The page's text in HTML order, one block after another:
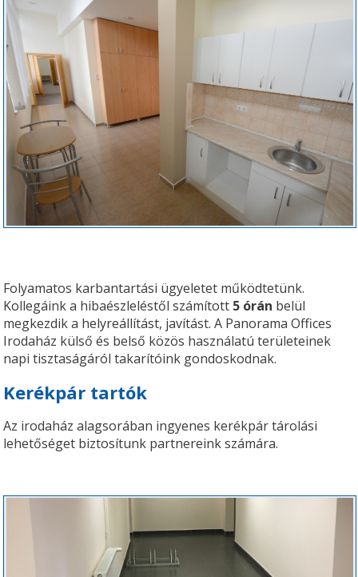
Folyamatos karbantartási ügyeletet működtetünk.
Kollegáink a hibaészleléstől számított 5 órán belül
megkezdik a helyreállítást, javítást. A Panorama Offices
Irodaház külső és belső közös használatú területeinek
napi tisztaságáról takarítóink gondoskodnak.
Kerékpár tartók
Az irodaház alagsorában ingyenes kerékpár tárolási
lehetőséget biztosítunk partnereink számára.